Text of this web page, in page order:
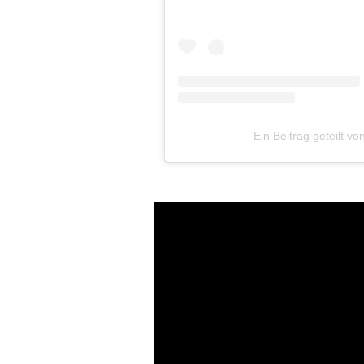
Ein Beitrag geteilt